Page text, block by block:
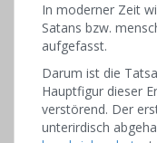
In moderner Zeit
Satans bzw.
aufgefasst.
Darum ist die
Hauptfigur dieser
verstörend. Der
unterirdisch